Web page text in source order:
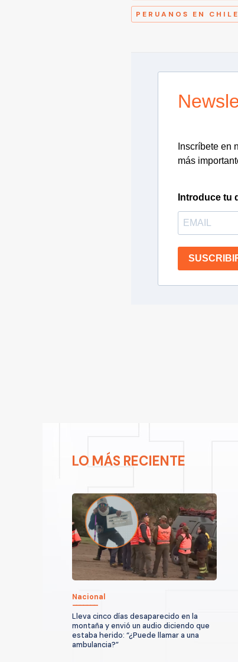
PERUANOS EN CHILE
Inscríbete en
más
Introduce tu
LO MÁS RECIENTE
Nacional
Lleva cinco días desaparecido en la
montaña y envió un audio diciendo que
estaba herido: “¿Puede llamar a una
ambulancia?”